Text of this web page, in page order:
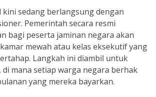
sedang berlangsung dengan
Pemerintah secara resmi
bagi peserta jaminan negara akan
mewah atau kelas eksekutif yang
Langkah ini diambil untuk
mana setiap warga negara berhak
yang mereka bayarkan.